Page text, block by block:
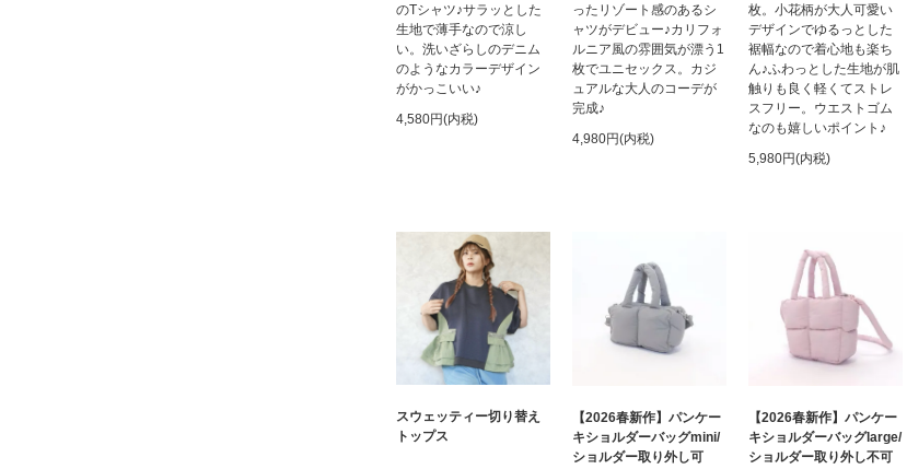
のTシャツ♪サラッとした
生地で薄手なので涼し
い。洗いざらしのデニム
のようなカラーデザイン
がかっこいい♪
4,580円(内税)
ったリゾート感のあるシ
ャツがデビュー♪カリフォ
ルニア風の雰囲気が漂う1
枚でユニセックス。カジ
ュアルな大人のコーデが
完成♪
4,980円(内税)
枚。小花柄が大人可愛い
デザインでゆるっとした
裾幅なので着心地も楽ち
ん♪ふわっとした生地が肌
触りも良く軽くてストレ
スフリー。ウエストゴム
なのも嬉しいポイント♪
5,980円(内税)
スウェッティー切り替え
トップス
【2026春新作】パンケー
キショルダーバッグmini/
ショルダー取り外し可
【2026春新作】パンケー
キショルダーバッグlarge/
ショルダー取り外し不可